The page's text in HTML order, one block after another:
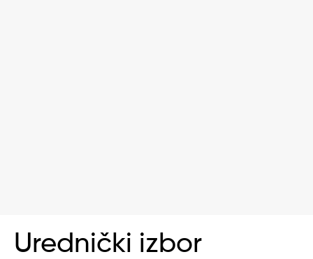
Urednički izbor